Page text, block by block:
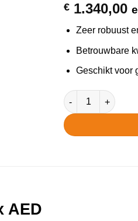
€ 1.340,00
Zeer robuust
Betrouwbare
Geschikt voor
Philips HeartStart
AED